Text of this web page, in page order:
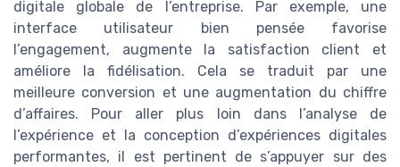
digitale globale de l’entreprise. Par exemple, une
interface utilisateur bien pensée favorise
l’engagement, augmente la satisfaction client et
améliore la fidélisation. Cela se traduit par une
meilleure conversion et une augmentation du chiffre
d’affaires. Pour aller plus loin dans l’analyse de
l’expérience et la conception d’expériences digitales
performantes, il est pertinent de s’appuyer sur des